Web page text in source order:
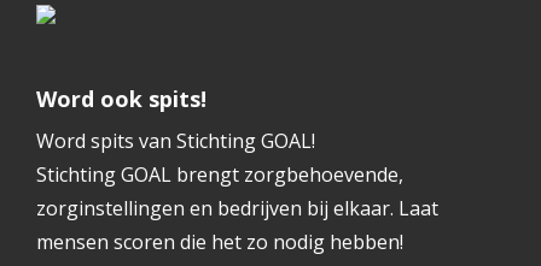
Word ook spits!
Word spits van Stichting GOAL!
Stichting GOAL brengt zorgbehoevende,
zorginstellingen en bedrijven bij elkaar. Laat
mensen scoren die het zo nodig hebben!